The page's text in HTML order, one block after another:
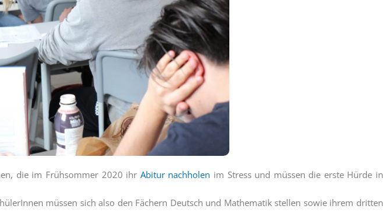
die im Frühsommer 2020 ihr Abitur nachholen im Stress und müssen die erste Hürde in
müssen sich also den Fächern Deutsch und Mathematik stellen sowie ihrem dritten